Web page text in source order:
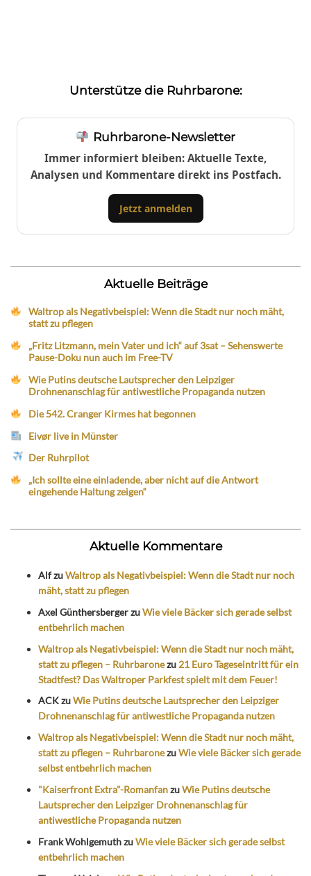
Unterstütze die Ruhrbarone:
Ruhrbarone-Newsletter
Immer informiert bleiben: Aktuelle Texte,
Analysen und Kommentare direkt ins Postfach.
Jetzt anmelden
Aktuelle Beiträge
Waltrop als Negativbeispiel: Wenn die Stadt nur noch mäht,
statt zu pflegen
„Fritz Litzmann, mein Vater und ich“ auf 3sat – Sehenswerte
Pause-Doku nun auch im Free-TV
Wie Putins deutsche Lautsprecher den Leipziger
Drohnenanschlag für antiwestliche Propaganda nutzen
Die 542. Cranger Kirmes hat begonnen
Eivør live in Münster
Der Ruhrpilot
„Ich sollte eine einladende, aber nicht auf die Antwort
eingehende Haltung zeigen“
Aktuelle Kommentare
AlfzuWaltrop als Negativbeispiel: Wenn die Stadt nur noch
mäht, statt zu pflegen
Axel GünthersbergerzuWie viele Bäcker sich gerade selbst
entbehrlich machen
Waltrop als Negativbeispiel: Wenn die Stadt nur noch mäht,
statt zu pflegen – Ruhrbaronezu 21 Euro Tageseintritt für ein
Stadtfest? Das Waltroper Parkfest spielt mit dem Feuer!
ACKzuWie Putins deutsche Lautsprecher den Leipziger
Drohnenanschlag für antiwestliche Propaganda nutzen
Waltrop als Negativbeispiel: Wenn die Stadt nur noch mäht,
statt zu pflegen – RuhrbaronezuWie viele Bäcker sich gerade
selbst entbehrlich machen
"Kaiserfront Extra"-RomanfanzuWie Putins deutsche
Lautsprecher den Leipziger Drohnenanschlag für
antiwestliche Propaganda nutzen
Frank WohlgemuthzuWie viele Bäcker sich gerade selbst
entbehrlich machen